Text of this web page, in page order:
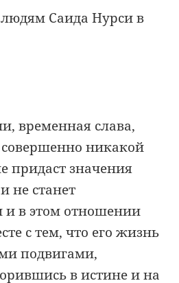
Саида Нурси в
временная слава,
совершенно никакой
придаст значения
не станет
и в этом отношении
с тем, что его жизнь
подвигами,
в истине и на